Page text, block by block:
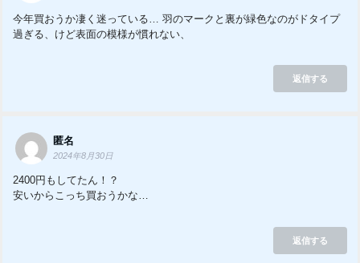
今年買おうか凄く迷っている… 羽のマークと裏が緑色なのがドタイプ
過ぎる、けど表面の模様が慣れない、
返信する
匿名
2024年8月30日
2400円もしてたん！？
安いからこっち買おうかな…
返信する